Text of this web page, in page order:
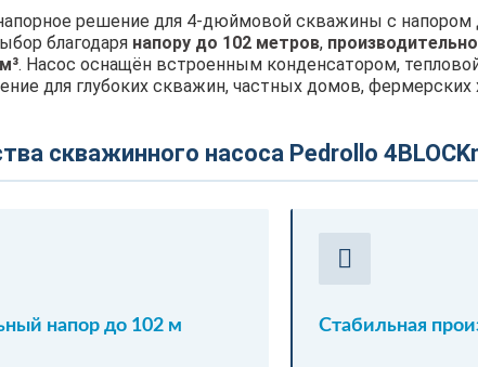
решение для 4-дюймовой скважины с напором
благодаря напору до 102 метров,
. Насос оснащён встроенным конденсатором,
для глубоких скважин, частных домов,
скважинного насоса Pedrollo
напор до 102 м Стабильная